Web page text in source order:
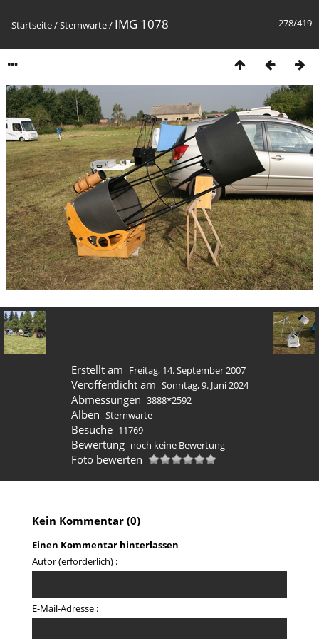
278/419
Startseite/Sternwarte/ IMG 1078
Erstellt am Freitag, 14. September 2007
Veröffentlicht am Sonntag, 9. Juni 2024
Abmessungen 3888*2592
Alben Sternwarte
Besuche 11769
Bewertung noch keine Bewertung
Foto bewerten
Kein Kommentar (0)
Einen Kommentar hinterlassen
Autor (erforderlich) :
E-Mail-Adresse :